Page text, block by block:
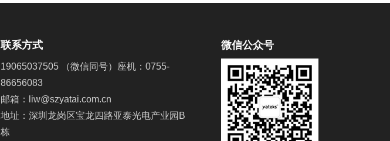
联系方式
19065037505 （微信同号）座机：0755-
86656083
邮箱：liw@szyatai.com.cn
地址：深圳龙岗区宝龙四路亚泰光电产业园B
栋
微信公众号